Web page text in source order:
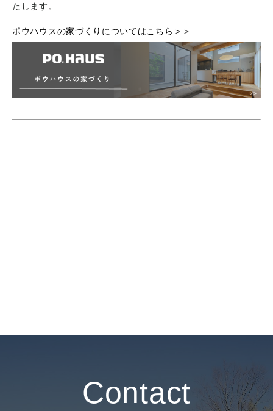
たします。
ポウハウスの家づくりについてはこちら＞＞
Contact